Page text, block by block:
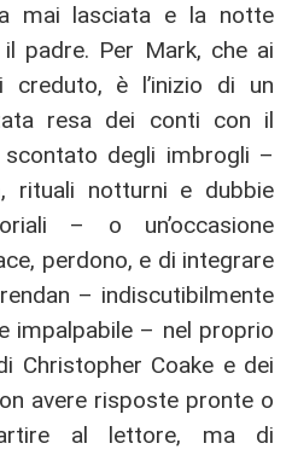
mai lasciata e la notte
padre. Per Mark, che ai
è l’inizio di un
resa dei conti con il
degli imbrogli –
rituali notturni e dubbie
– o un’occasione
perdono, e di integrare
– indiscutibilmente
impalpabile – nel proprio
Christopher Coake e dei
avere risposte pronte o
al lettore, ma di